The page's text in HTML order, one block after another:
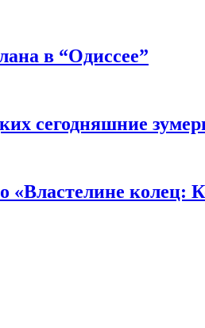
в “Одиссее”
сегодняшние
колец: